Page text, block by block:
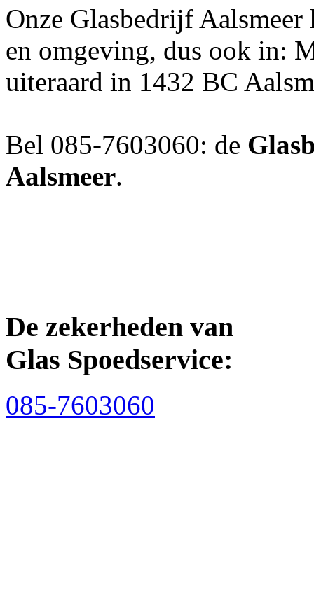
Onze Glasbedrijf
en omgeving, dus ook in:
uiteraard in 1432 BC
Bel 085-7603060: de
Aalsmeer.
De zekerheden van
Glas Spoedservice:
085-7603060